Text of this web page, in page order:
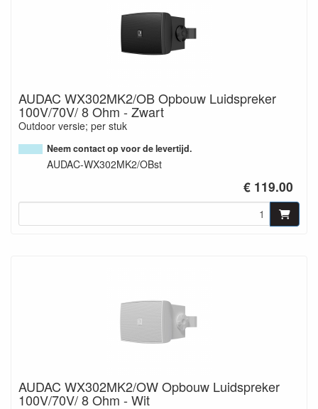
AUDAC WX302MK2/OB Opbouw Luidspreker
100V/70V/ 8 Ohm - Zwart
Outdoor versie; per stuk
Neem contact op voor de levertijd.
AUDAC-WX302MK2/OBst
€ 119.00
AUDAC WX302MK2/OW Opbouw Luidspreker
100V/70V/ 8 Ohm - Wit